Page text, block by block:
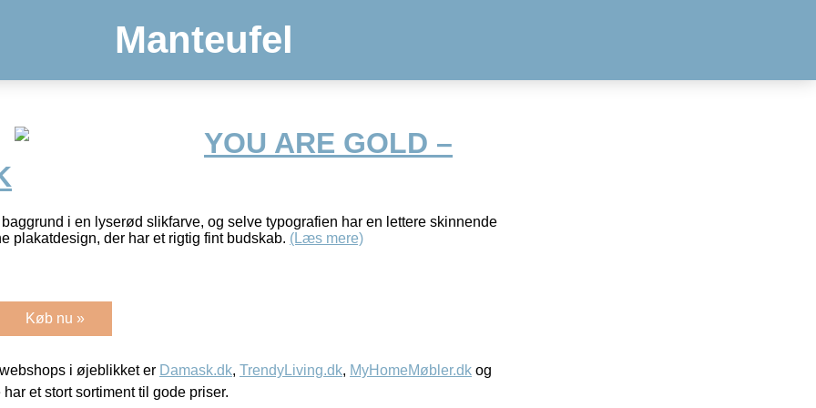
Manteufel
YOU ARE GOLD –
i en lyserød slikfarve, og selve typografien har en lettere skinnende
plakatdesign, der har et rigtig fint budskab. (Læs mere)
Køb nu »
i øjeblikket er Damask.dk, TrendyLiving.dk, MyHomeMøbler.dk og
har et stort sortiment til gode priser.